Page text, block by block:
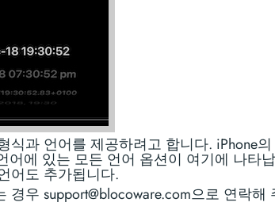
식과 언어를 제공하려고 합니다. iPhone
어에 있는 모든 언어 옵션이 여기에 나타
어도 추가됩니다.
경우 support@blocoware.com으로 연락해